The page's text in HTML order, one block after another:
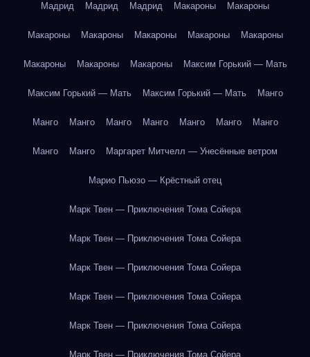
Мадрид Мадрид Мадрид Макароны Макароны
Макароны Макароны Макароны Макароны Макароны
Макароны Макароны Макароны Максим Горький — Мать
Максим Горький — Мать Максим Горький — Мать Манго
Манго Манго Манго Манго Манго Манго Манго
Манго Манго Маргарет Митчелл — Унесённые ветром
Марио Пьюзо — Крёстный отец
Марк Твен — Приключения Тома Сойера
Марк Твен — Приключения Тома Сойера
Марк Твен — Приключения Тома Сойера
Марк Твен — Приключения Тома Сойера
Марк Твен — Приключения Тома Сойера
Марк Твен — Приключения Тома Сойера